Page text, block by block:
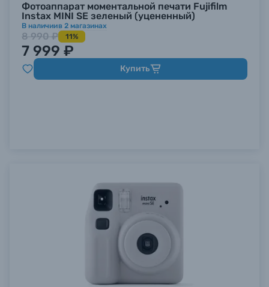
Фотоаппарат моментальной печати Fujifilm
Instax MINI SE зеленый (уцененный)
В наличиив 2 магазинах
8 990 ₽ 11%
7 999 ₽
Купить